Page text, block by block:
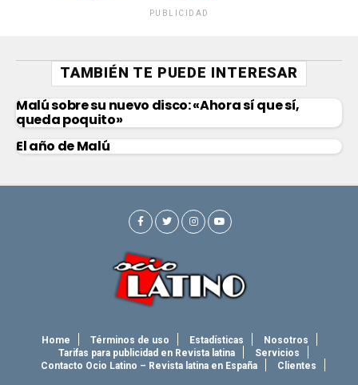
PUBLICIDAD
TAMBIÉN TE PUEDE INTERESAR
Malú sobre su nuevo disco: «Ahora sí que sí,
queda poquito»
El año de Malú
Home Términos de uso Estadísticas
Nosotros
Tarifas para publicidad en Revista latina
Servicios
Contacto Ocio Latino – Revista latina en España
Clientes